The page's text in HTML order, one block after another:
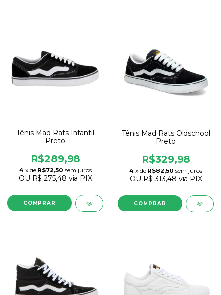
Tênis Mad Rats Infantil
Preto
R$289,98
4 x de R$72,50 sem juros
OU R$ 275,48 via PIX
COMPRAR
Tênis Mad Rats Oldschool
Preto
R$329,98
4 x de R$82,50 sem juros
OU R$ 313,48 via PIX
COMPRAR